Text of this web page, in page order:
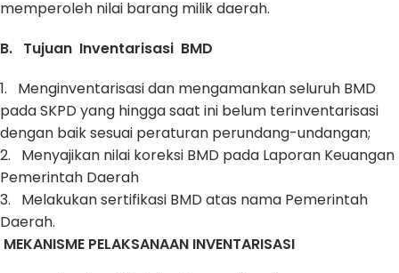
memperoleh nilai barang milik daerah.
B. Tujuan Inventarisasi BMD
1. Menginventarisasi dan mengamankan seluruh BMD
pada SKPD yang hingga saat ini belum terinventarisasi
dengan baik sesuai peraturan perundang-undangan;
2. Menyajikan nilai koreksi BMD pada Laporan Keuangan
Pemerintah Daerah
3. Melakukan sertifikasi BMD atas nama Pemerintah
Daerah.
MEKANISME PELAKSANAAN INVENTARISASI